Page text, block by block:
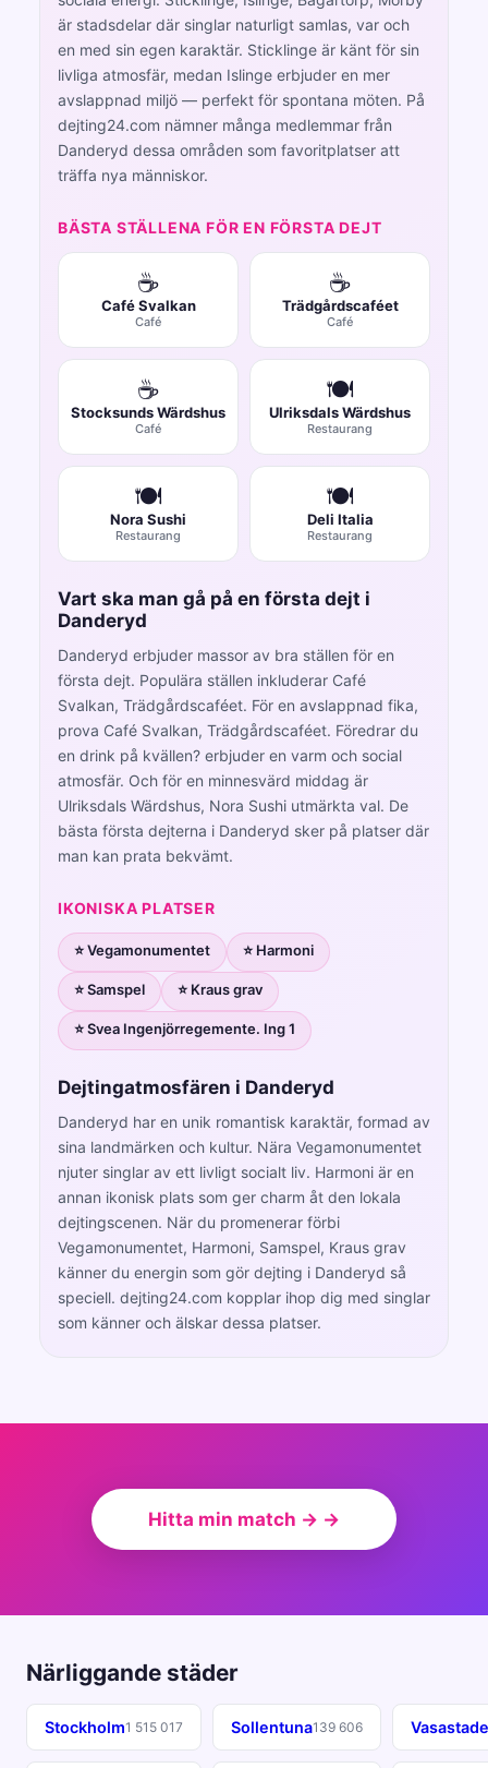
är stadsdelar där singlar naturligt samlas, var och
en med sin egen karaktär. Sticklinge är känt för sin
livliga atmosfär, medan Islinge erbjuder en mer
avslappnad miljö — perfekt för spontana möten. På
dejting24.com nämner många medlemmar från
Danderyd dessa områden som favoritplatser att
träffa nya människor.
BÄSTA STÄLLENA FÖR EN FÖRSTA DEJT
☕
Café Svalkan
Café
☕
Trädgårdscaféet
Café
☕
Stocksunds Wärdshus
Café
🍽️
Ulriksdals Wärdshus
Restaurang
🍽️
Nora Sushi
Restaurang
🍽️
Deli Italia
Restaurang
Vart ska man gå på en första dejt i
Danderyd
Danderyd erbjuder massor av bra ställen för en
första dejt. Populära ställen inkluderar Café
Svalkan, Trädgårdscaféet. För en avslappnad fika,
prova Café Svalkan, Trädgårdscaféet. Föredrar du
en drink på kvällen? erbjuder en varm och social
atmosfär. Och för en minnesvärd middag är
Ulriksdals Wärdshus, Nora Sushi utmärkta val. De
bästa första dejterna i Danderyd sker på platser där
man kan prata bekvämt.
IKONISKA PLATSER
⭐ Vegamonumentet ⭐ Harmoni
⭐ Samspel ⭐ Kraus grav
⭐ Svea Ingenjörregemente. Ing 1
Dejtingatmosfären i Danderyd
Danderyd har en unik romantisk karaktär, formad av
sina landmärken och kultur. Nära Vegamonumentet
njuter singlar av ett livligt socialt liv. Harmoni är en
annan ikonisk plats som ger charm åt den lokala
dejtingscenen. När du promenerar förbi
Vegamonumentet, Harmoni, Samspel, Kraus grav
känner du energin som gör dejting i Danderyd så
speciell. dejting24.com kopplar ihop dig med singlar
som känner och älskar dessa platser.
Hitta min match → →
Närliggande städer
Stockholm1 515 017 Sollentuna139 606